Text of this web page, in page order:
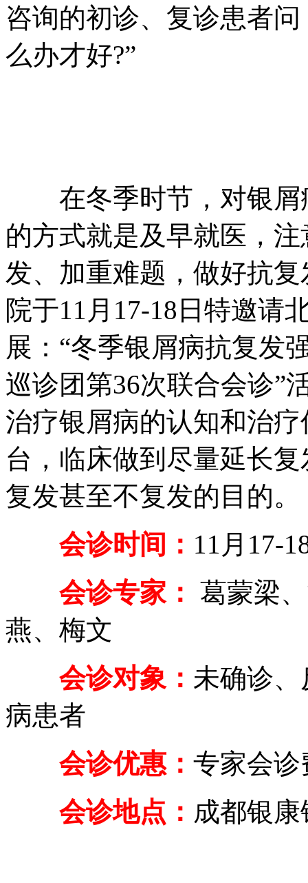
咨询的初诊、复诊患者
么办才好?”
在冬季时节，对银屑
的方式就是及早就医，
发、加重难题，做好抗
院于11月17-18日特邀请
展：“冬季银屑病抗复发
巡诊团第36次联合会诊”
治疗银屑病的认知和治
台，临床做到尽量延长
复发甚至不复发的目的。
会诊时间： 11月17-
会诊专家： 葛蒙梁
燕、梅文
会诊对象： 未确诊
病患者
会诊优惠： 专家会诊
会诊地点： 成都银